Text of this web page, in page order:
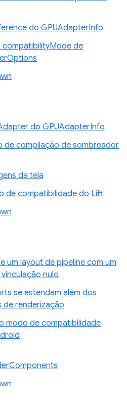
do GPUAdapterInfo
compatibilityMode de
do GPUAdapterInfo
de compilação de sombreador
da tela
de compatibilidade do Lift
um layout de pipeline com um
nulo
se estendam além dos
de renderização
modo de compatibilidade